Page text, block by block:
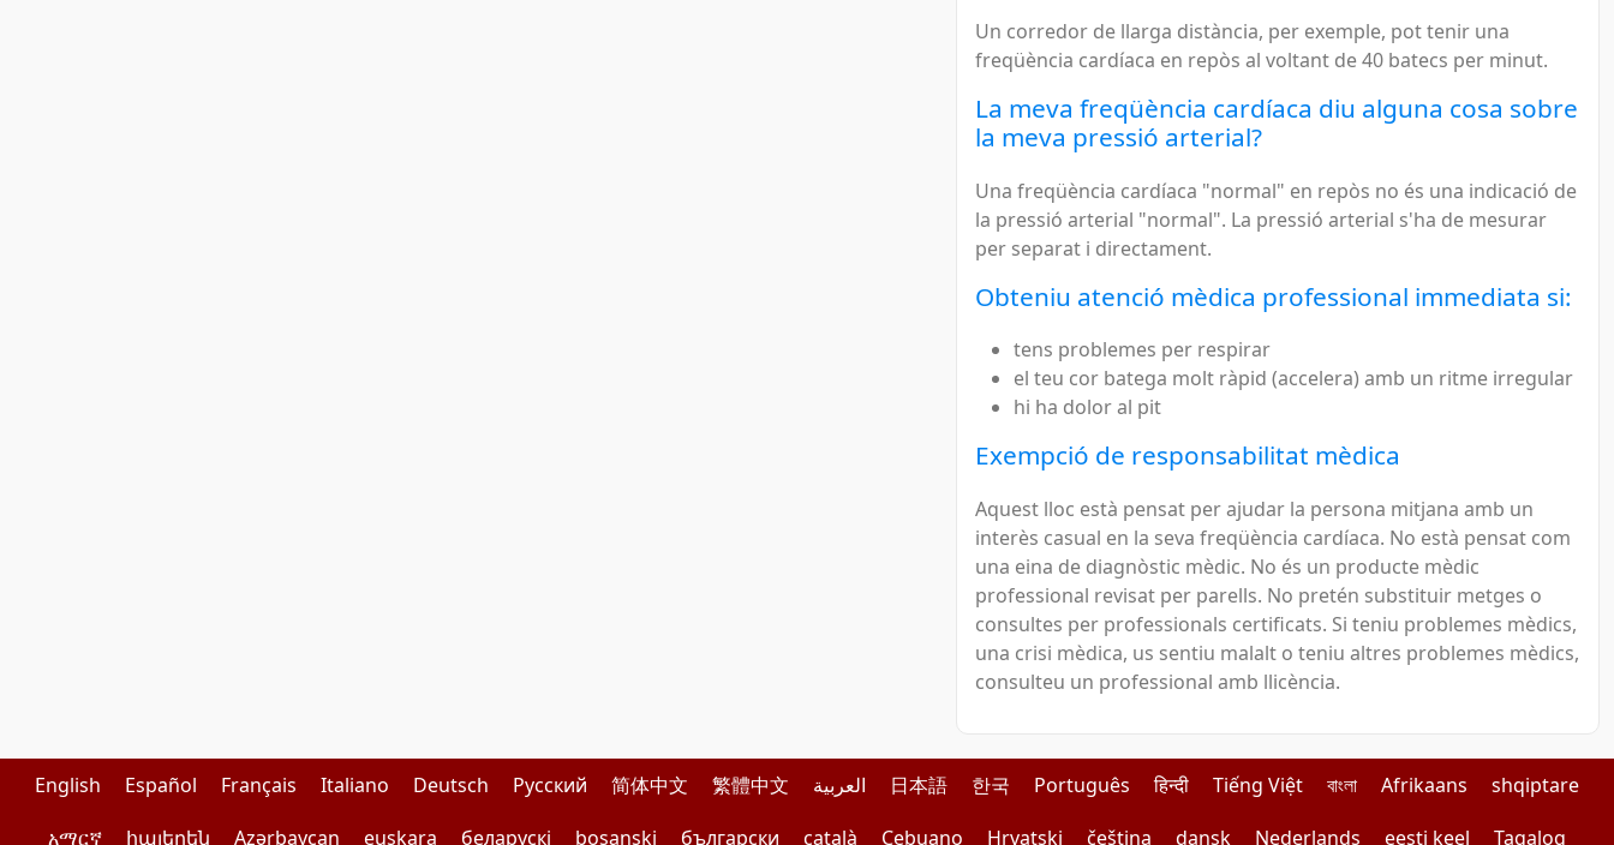
Un corredor de llarga distància, per exemple, pot tenir una
freqüència cardíaca en repòs al voltant de 40 batecs per minut.
La meva freqüència cardíaca diu alguna cosa sobre
la meva pressió arterial?
Una freqüència cardíaca "normal" en repòs no és una indicació de
la pressió arterial "normal". La pressió arterial s'ha de mesurar
per separat i directament.
Obteniu atenció mèdica professional immediata si:
tens problemes per respirar
el teu cor batega molt ràpid (accelera) amb un ritme irregular
hi ha dolor al pit
Exempció de responsabilitat mèdica
Aquest lloc està pensat per ajudar la persona mitjana amb un
interès casual en la seva freqüència cardíaca. No està pensat com
una eina de diagnòstic mèdic. No és un producte mèdic
professional revisat per parells. No pretén substituir metges o
consultes per professionals certificats. Si teniu problemes mèdics,
una crisi mèdica, us sentiu malalt o teniu altres problemes mèdics,
consulteu un professional amb llicència.
English Español Français Italiano Deutsch Pусский 简体中文 繁體中文 العربية 日本語 한국 Português हिन्दी Tiếng Việt বাংলা Afrikaans
shqiptare
አማርኛ
հայերեն Azərbaycan euskara беларускі bosanski български català Cebuano Hrvatski čeština dansk Nederlands eesti keel Tagalog